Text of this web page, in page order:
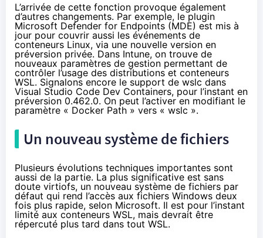
L’arrivée de cette fonction provoque également
d’autres changements. Par exemple, le plugin
Microsoft Defender for Endpoints (MDE) est mis à
jour pour couvrir aussi les événements de
conteneurs Linux, via une nouvelle version en
préversion privée. Dans Intune, on trouve de
nouveaux paramètres de gestion permettant de
contrôler l’usage des distributions et conteneurs
WSL. Signalons encore le support de wslc dans
Visual Studio Code Dev Containers, pour l’instant en
préversion 0.462.0. On peut l’activer en modifiant le
paramètre « Docker Path » vers « wslc ».
Un nouveau système de fichiers
Plusieurs évolutions techniques importantes sont
aussi de la partie. La plus significative est sans
doute virtiofs, un nouveau système de fichiers par
défaut qui rend l’accès aux fichiers Windows deux
fois plus rapide, selon Microsoft. Il est pour l’instant
limité aux conteneurs WSL, mais devrait être
répercuté plus tard dans tout WSL.